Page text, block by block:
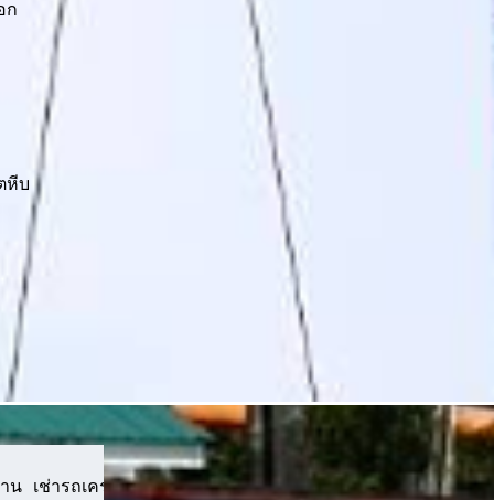
ก
หีบ
เช่ารถเครนงานเทคอนกรีต ยกเหล็กเส้น เหล็กคาน